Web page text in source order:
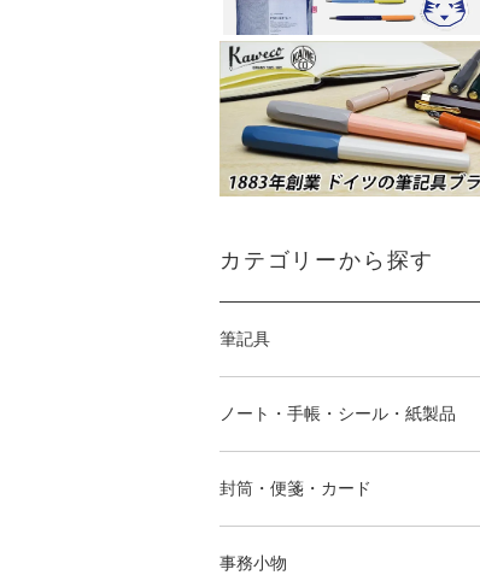
カテゴリーから探す
筆記具
ノート・手帳・シール・紙製品
封筒・便箋・カード
事務小物